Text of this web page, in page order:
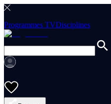
Programmes TVDisciplines